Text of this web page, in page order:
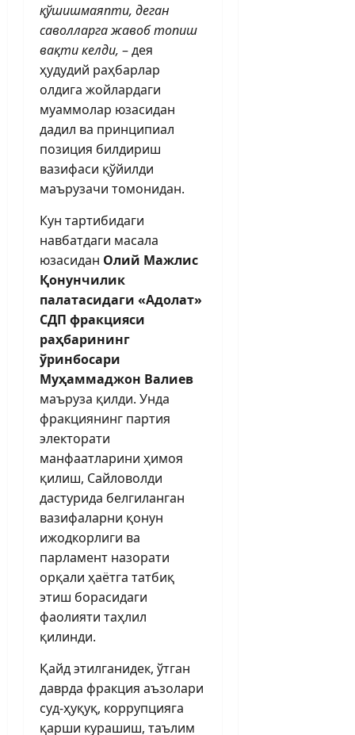
қўшишмаяпти, деган
саволларга жавоб топиш
вақти келди, – дея
ҳудудий раҳбарлар
олдига жойлардаги
муаммолар юзасидан
дадил ва принципиал
позиция билдириш
вазифаси қўйилди
маърузачи томонидан.
Кун тартибидаги
навбатдаги масала
юзасидан Олий Мажлис
Қонунчилик
палатасидаги «Адолат»
СДП фракцияси
раҳбарининг
ўринбосари
Муҳаммаджон Валиев
маъруза қилди. Унда
фракциянинг партия
электорати
манфаатларини ҳимоя
қилиш, Сайловолди
дастурида белгиланган
вазифаларни қонун
ижодкорлиги ва
парламент назорати
орқали ҳаётга тат­биқ
этиш борасидаги
фаолияти таҳлил
қилинди.
Қайд этилганидек, ўтган
даврда фракция аъзолари
суд-ҳуқуқ, коррупцияга
қарши курашиш, таълим